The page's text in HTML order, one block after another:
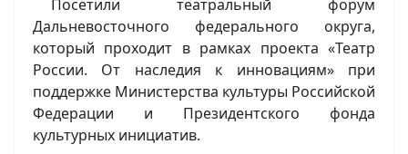
Посетили театральный форум
Дальневосточного федерального округа,
который проходит в рамках проекта «Театр
России. От наследия к инновациям» при
поддержке Министерства культуры Российской
Федерации и Президентского фонда
культурных инициатив.